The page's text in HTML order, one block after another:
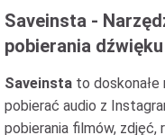
Saveinsta -
pobierania
Saveinsta to
pobierać audio z
pobierania filmów,